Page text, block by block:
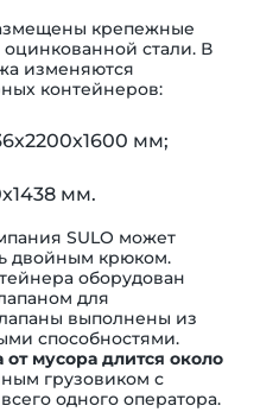
крепежные
стали. В
изменяются
контейнеров:
мм;
мм.
SULO может
двойным крюком.
оборудован
для
выполнены из
способностями.
мусора длится около
грузовиком с
одного оператора.